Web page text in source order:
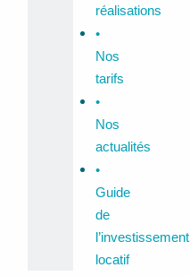
réalisations
•
Nos
tarifs
•
Nos
actualités
•
Guide
de
l’investissement
locatif